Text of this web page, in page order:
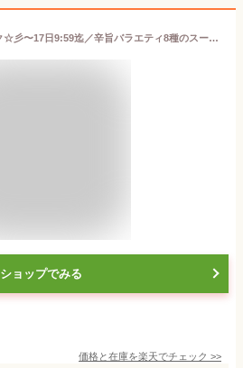
＼10%ポイントバック☆彡〜17日9:59迄／辛旨バラエティ8種のスープ春雨40食 1249 ひかり味噌 春雨スープ インスタントスープ 旨辛 激辛 シビ辛 スパイシー 唐辛子 低カロリー 大容量【iris_dl05】
ショップでみる
価格と在庫を楽天でチェック >>